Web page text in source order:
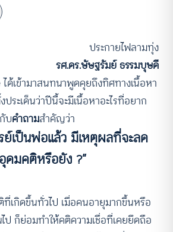
ประกายไฟลามทุ่ง
รศ.ดร.ษัษฐรัมย์ ธรรมบุษดี
ด้เข้ามาสนทนาพูดคุยถึงทิศทางเนื้อหา
ระเด็นว่าปีนี้จะมีเนื้อหาอะไรที่อยาก
บคำถามสำคัญว่า
ย์เป็นพ่อแล้ว มีเหตุผลที่จะลด
ดมคติหรือยัง ?”
เกิดขึ้นทั่วไป เมื่อคนอายุมากขึ้นหรือ
ไป ก็ย่อมทำให้คติความเชื่อที่เคยยึดถือ